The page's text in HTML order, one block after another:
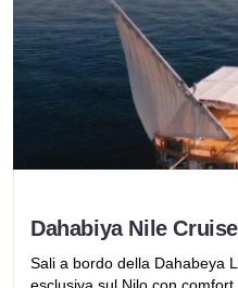
Dahabiya Nile
Sali a bordo della Dahabeya